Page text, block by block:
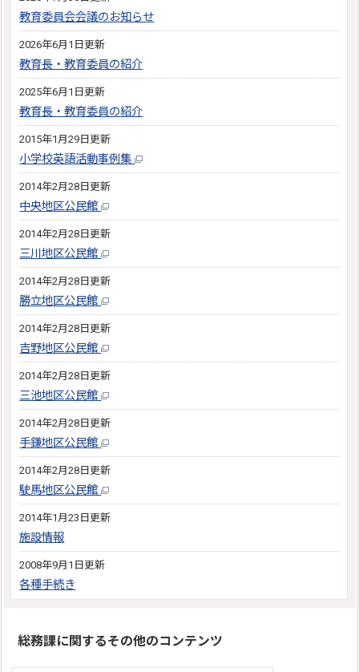
教育委員会会議のお知らせ
2026年6月1日更新
教育長・教育委員の紹介
2025年6月1日更新
教育長・教育委員の紹介
2015年1月29日更新
小学校英語活動事例集
2014年2月28日更新
中央地区公民館
2014年2月28日更新
三川地区公民館
2014年2月28日更新
勝立地区公民館
2014年2月28日更新
吉野地区公民館
2014年2月28日更新
三池地区公民館
2014年2月28日更新
手鎌地区公民館
2014年2月28日更新
駛馬地区公民館
2014年1月23日更新
施設情報
2008年9月1日更新
各種手続き
総務課に関するその他のコンテンツ